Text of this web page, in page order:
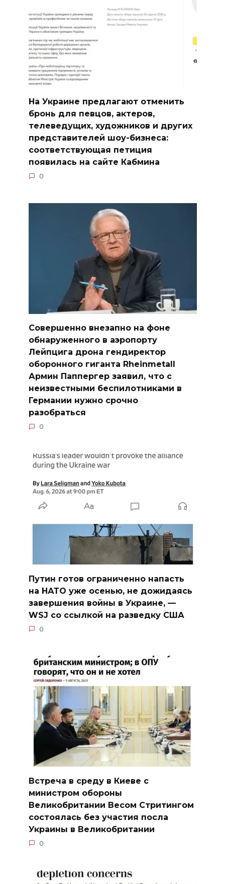
На Украине предлагают отменить
бронь для певцов, актеров,
телеведущих, художников и других
представителей шоу-бизнеса:
соответствующая петиция
появилась на сайте Кабмина
0
Совершенно внезапно на фоне
обнаруженного в аэропорту
Лейпцига дрона гендиректор
оборонного гиганта Rheinmetall
Армин Паппергер заявил, что с
неизвестными беспилотниками в
Германии нужно срочно
разобраться
0
Путин готов ограниченно напасть
на НАТО уже осенью, не дожидаясь
завершения войны в Украине, —
WSJ со ссылкой на разведку США
0
Встреча в среду в Киеве с
министром обороны
Великобритании Весом Стритингом
состоялась без участия посла
Украины в Великобритании
0